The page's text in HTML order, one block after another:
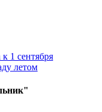
1 сентября
летом